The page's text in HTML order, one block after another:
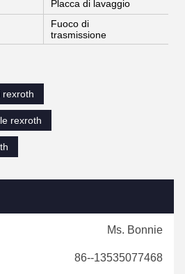
Placca di lavaggio
Fuoco di
trasmissione
rexroth
rexroth
Ms. Bonnie
86--13535077468